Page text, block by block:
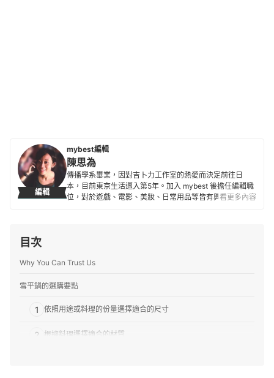
編輯
mybest編輯
陳思為
傳播學系畢業，因對吉卜力工作室的熱愛而決定前往日
本，目前東京生活邁入第5年。加入 mybest 後擔任編輯職
位，對於遊戲、電影、美妝、日常用品等皆有興趣及研究
看更多內容
目次
Why You Can Trust Us
雪平鍋的選購要點
1 依照用途或料理的份量選擇適合的尺寸
2 根據料理選擇適合的材質